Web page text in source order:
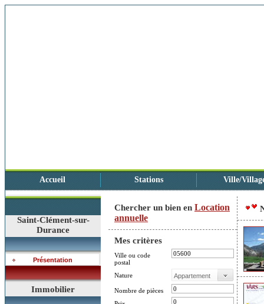
Accueil Stations Ville/
Saint-Clément-sur-
Durance
Présentation
Immobilier
Chercher un bien en Location
annuelle
Mes critères
Ville ou code
postal
Nature
Nombre de pièces